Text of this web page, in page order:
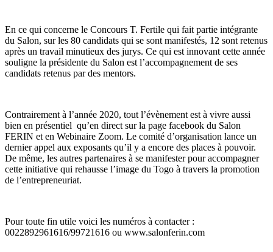
En ce qui concerne le Concours T. Fertile qui fait partie intégrante
du Salon, sur les 80 candidats qui se sont manifestés, 12 sont retenus
après un travail minutieux des jurys. Ce qui est innovant cette année
souligne la présidente du Salon est l’accompagnement de ses
candidats retenus par des mentors.
Contrairement à l’année 2020, tout l’évènement est à vivre aussi
bien en présentiel qu’en direct sur la page facebook du Salon
FERIN et en Webinaire Zoom. Le comité d’organisation lance un
dernier appel aux exposants qu’il y a encore des places à pouvoir.
De même, les autres partenaires à se manifester pour accompagner
cette initiative qui rehausse l’image du Togo à travers la promotion
de l’entrepreneuriat.
Pour toute fin utile voici les numéros à contacter :
0022892961616/99721616 ou www.salonferin.com